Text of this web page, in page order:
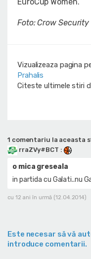
EuroCup Women.
Foto: Crow Security
Vizualizeaza pagina
Prahalis
Citeste ultimele stiri
1 comentariu la aceasta
rraZVy#BCT :
o mica greseala
in partida cu Galati..nu
cu 12 ani în urmă (12.04.2014)
Este necesar să vă
introduce comentarii.